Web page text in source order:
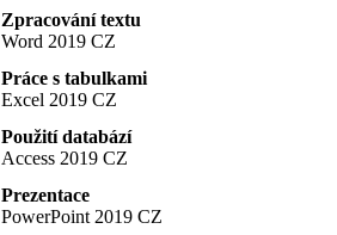
Zpracování textu
Word 2019 CZ
Práce s tabulkami
Excel 2019 CZ
Použití databází
Access 2019 CZ
Prezentace
PowerPoint 2019 CZ